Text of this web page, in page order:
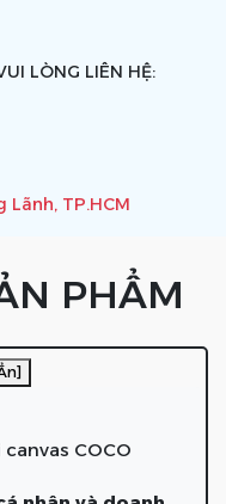
LÒNG LIÊN HỆ:
Lãnh, TP.HCM
PHẨM
COCO